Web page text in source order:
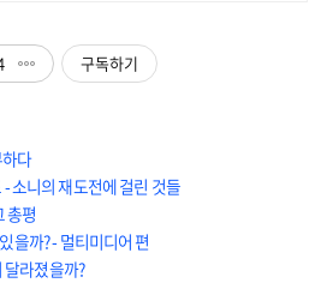
구독하기
다
소니의 재도전에 걸린 것들
총평
을까? - 멀티미디어 편
달라졌을까?